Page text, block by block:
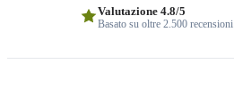
Valutazione 4.8/5
Basato su oltre 2.500 recensioni